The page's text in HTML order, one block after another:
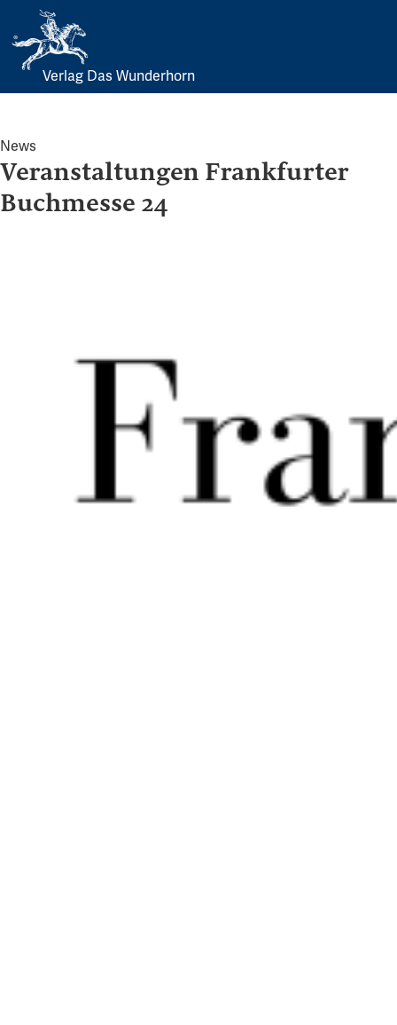
Skip
content
Verlag Das Wunderhorn
News
Veranstaltungen Frankfurter
Buchmesse 24